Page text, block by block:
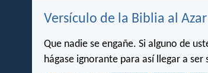
Versículo de la Biblia al Azar
Que nadie se engañe. Si alguno de
hágase ignorante para así llegar a ser